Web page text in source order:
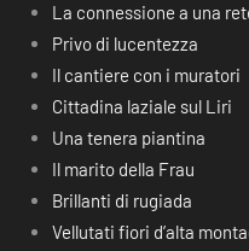
La connessione a una
Privo di lucentezza
Il cantiere con i muratori
Cittadina laziale sul Liri
Una tenera piantina
Il marito della Frau
Brillanti di rugiada
Vellutati fiori d’alta